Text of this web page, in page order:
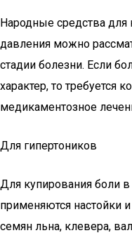
Народные средства для
давления можно
стадии болезни. Если
характер, то требуется
медикаментозное
Для гипертоников
Для купирования боли
применяются настойки
семян льна, клевера,